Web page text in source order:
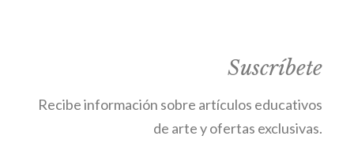
Suscríbete
Recibe información sobre artículos educativos
de arte y ofertas exclusivas.